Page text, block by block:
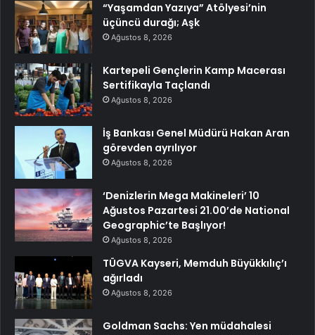
“Yaşamdan Yazıya” Atölyesi’nin
üçüncü durağı; Aşk
Ağustos 8, 2026
Kartepeli Gençlerin Kamp Macerası
Sertifikayla Taçlandı
Ağustos 8, 2026
İş Bankası Genel Müdürü Hakan Aran
görevden ayrılıyor
Ağustos 8, 2026
‘Denizlerin Mega Makineleri’ 10
Ağustos Pazartesi 21.00’de National
Geographic’te Başlıyor!
Ağustos 8, 2026
TÜGVA Kayseri, Memduh Büyükkılıç’ı
ağırladı
Ağustos 8, 2026
Goldman Sachs: Yen müdahalesi